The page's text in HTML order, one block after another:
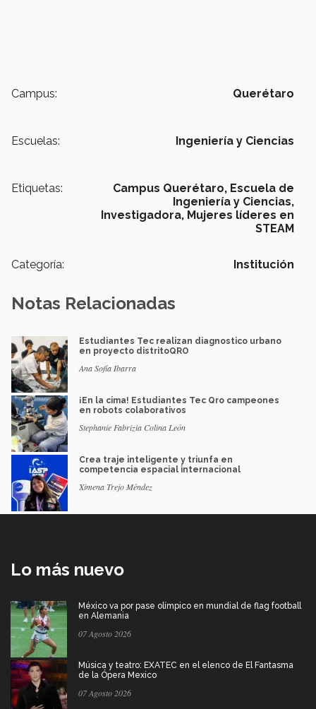
Campus: Querétaro
Escuelas: Ingeniería y Ciencias
Etiquetas: Campus Querétaro, Escuela de
Ingeniería y Ciencias,
Investigadora, Mujeres líderes en
STEAM
Categoría: Institución
Notas Relacionadas
Estudiantes Tec realizan diagnostico urbano
en proyecto distritoQRO
Ana Sofía Ibarra
¡En la cima! Estudiantes Tec Qro campeones
en robots colaborativos
Stephanie Fabrizia Colina León
Crea traje inteligente y triunfa en
competencia espacial internacional
Ximena Trejo Méndez
Lo más nuevo
México va por pase olímpico en mundial de flag football
en Alemania
07 Agosto 2026
Música y teatro: EXATEC en el elenco de El Fantasma
de la Ópera Mexico
07 Agosto 2026